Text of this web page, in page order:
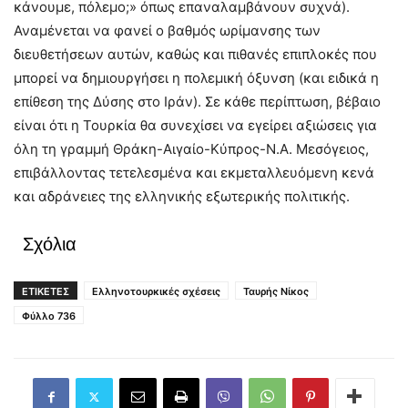
κάνουμε, πόλεμο;» όπως επαναλαμβάνουν συχνά).
Αναμένεται να φανεί ο βαθμός ωρίμανσης των
διευθετήσεων αυτών, καθώς και πιθανές επιπλοκές που
μπορεί να δημιουργήσει η πολεμική όξυνση (και ειδικά η
επίθεση της Δύσης στο Ιράν). Σε κάθε περίπτωση, βέβαιο
είναι ότι η Τουρκία θα συνεχίσει να εγείρει αξιώσεις για
όλη τη γραμμή Θράκη-Αιγαίο-Κύπρος-Ν.Α. Μεσόγειος,
επιβάλλοντας τετελεσμένα και εκμεταλλευόμενη κενά
και αδράνειες της ελληνικής εξωτερικής πολιτικής.
Σχόλια
ΕΤΙΚΕΤΕΣ Ελληνοτουρκικές σχέσεις
Ταυρής Νίκος
Φύλλο 736